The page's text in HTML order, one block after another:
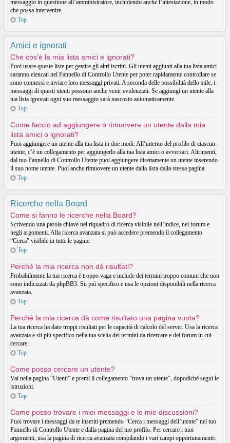
messaggio in questione all’amministratore, includendo anche l’intestazione, in modo
che possa intervenire.
Top
Amici e ignorati
Che cos’è la mia lista amici e ignorati?
Puoi usare queste liste per gestire gli altri iscritti. Gli utenti aggiunti alla tua lista amici
saranno elencati nel Pannello di Controllo Utente per poter rapidamente controllare se
sono connessi e inviare loro messaggi privati. A seconda delle possibilità dello stile, i
messaggi di questi utenti possono anche venir evidenziati. Se aggiungi un utente alla
tua lista ignorati ogni suo messaggio sarà nascosto automaticamente.
Top
Come faccio ad aggiungere o rimuovere un utente dalla mia
lista amici o ignorati?
Puoi aggiungere un utente alla tua lista in due modi. All’interno del profilo di ciascun
utente, c’è un collegamento per aggiungerlo alla tua lista amici o avversari. Altrimenti,
dal tuo Pannello di Controllo Utente puoi aggiungere direttamente un utente inserendo
il suo nome utente. Puoi anche rimuovere un utente dalla lista dalla stessa pagina.
Top
Ricerche nella Board
Come si fanno le ricerche nella Board?
Scrivendo una parola chiave nel riquadro di ricerca visibile nell’indice, nei forum e
negli argomenti. Alla ricerca avanzata si può accedere premendo il collegamento
“Cerca” visibile in tutte le pagine.
Top
Perché la mia ricerca non dà risultati?
Probabilmente la tua ricerca è troppo vaga e include dei termini troppo comuni che non
sono indicizzati da phpBB3. Sii piú specifico e usa le opzioni disponibili nella ricerca
avanzata.
Top
Perché la mia ricerca dà come risultato una pagina vuota?
La tua ricerca ha dato troppi risultati per le capacità di calcolo del server. Usa la ricerca
avanzata e sii piú specifico nella tua scelta dei termini da ricercare e dei forum in cui
cercare.
Top
Come posso cercare un utente?
Vai nella pagina “Utenti” e premi il collegamento “trova un utente”, dopodiché segui le
istruzioni.
Top
Come posso trovare i miei messaggi e le mie discussioni?
Puoi trovare i messaggi da te inseriti premendo “Cerca i messaggi dell’utente” nel tuo
Pannello di Controllo Utente e dalla pagina del tuo profilo. Per cercare i tuoi
argomenti, usa la pagina di ricerca avanzata compilando i vari campi opportunamente.